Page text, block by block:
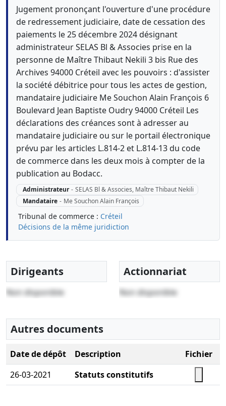
Jugement prononçant l'ouverture d'une procédure
de redressement judiciaire, date de cessation des
paiements le 25 décembre 2024 désignant
administrateur SELAS Bl & Associes prise en la
personne de Maître Thibaut Nekili 3 bis Rue des
Archives 94000 Créteil avec les pouvoirs : d'assister
la société débitrice pour tous les actes de gestion,
mandataire judiciaire Me Souchon Alain François 6
Boulevard Jean Baptiste Oudry 94000 Créteil Les
déclarations des créances sont à adresser au
mandataire judiciaire ou sur le portail électronique
prévu par les articles L.814-2 et L.814-13 du code
de commerce dans les deux mois à compter de la
publication au Bodacc.
Administrateur - SELAS Bl & Associes, Maître Thibaut Nekili
Mandataire - Me Souchon Alain François
Tribunal de commerce : Créteil
Décisions de la même juridiction
Dirigeants
Non disponible
Actionnariat
Non disponible
Autres documents
Date de dépôt Description
Fichier
26-03-2021
Statuts constitutifs